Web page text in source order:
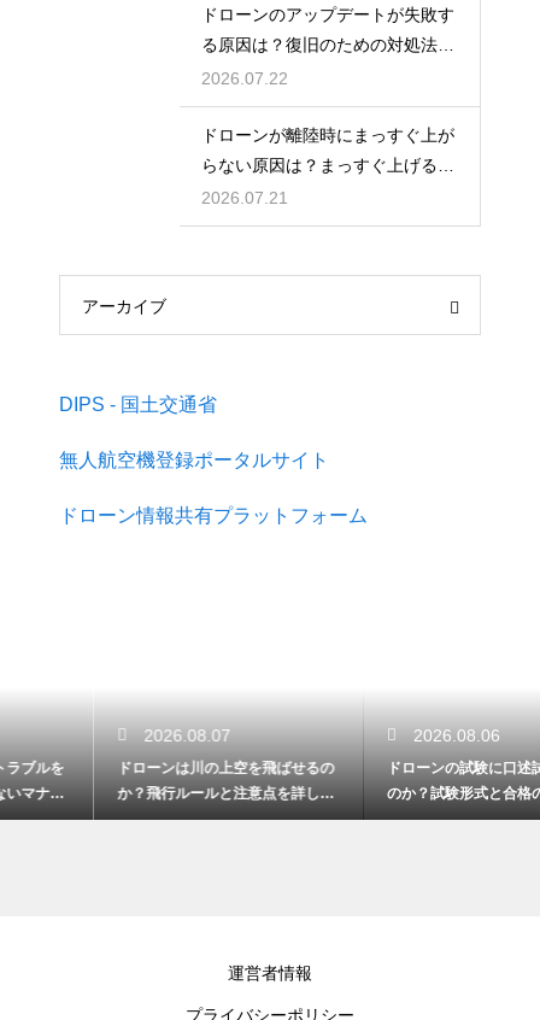
ドローンのアップデートが失敗す
る原因は？復旧のための対処法を
解説
2026.07.22
ドローンが離陸時にまっすぐ上が
らない原因は？まっすぐ上げるた
めのコツを解説
2026.07.21
アーカイブ
DIPS - 国土交通省
無人航空機登録ポータルサイト
ドローン情報共有プラットフォーム
2026.08.07
ドローンは川の上空を飛ばせるの
か？飛行ルールと注意点を詳しく
解説
2026.08.06
ドローンの試験に口述試験はある
のか？試験形式と合格のポイント
を解説
運営者情報
プライバシーポリシー